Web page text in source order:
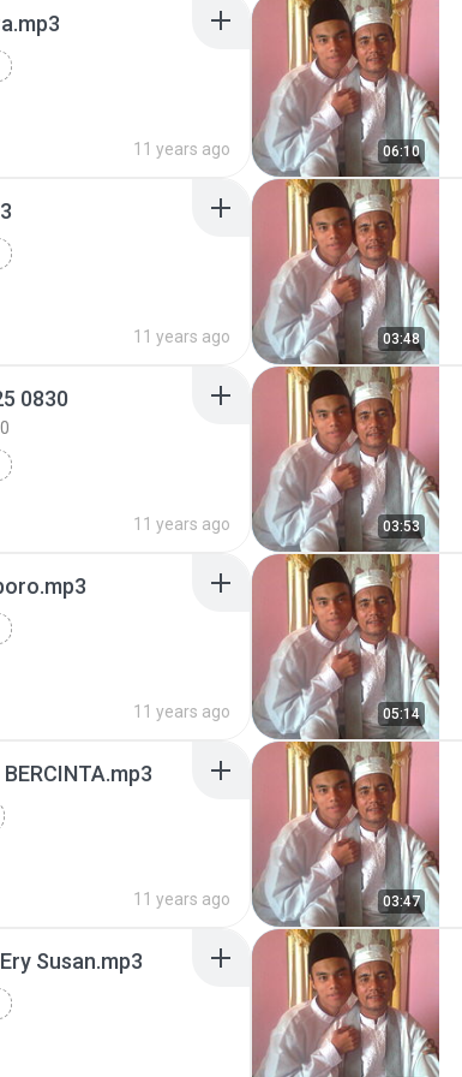
11 years ago 06:10
11 years ago 03:48
0830
11 years ago 03:53
11 years ago 05:14
11 years ago 03:47
Susan.mp3